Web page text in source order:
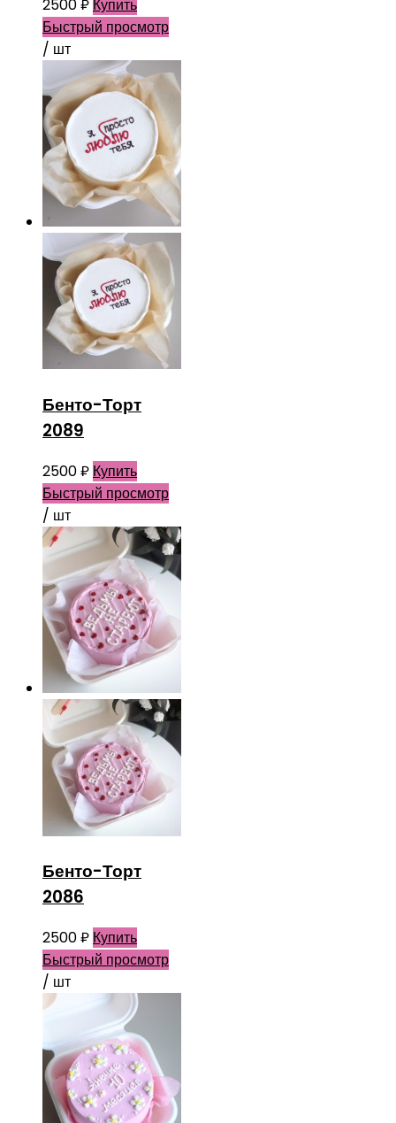
2500₽ Купить
Быстрый просмотр
/ шт
Бенто-Торт
2089
2500₽ Купить
Быстрый просмотр
/ шт
Бенто-Торт
2086
2500₽ Купить
Быстрый просмотр
/ шт